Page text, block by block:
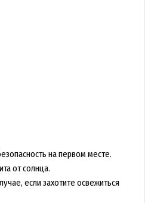
на первом месте.
от солнца.
если захотите освежиться